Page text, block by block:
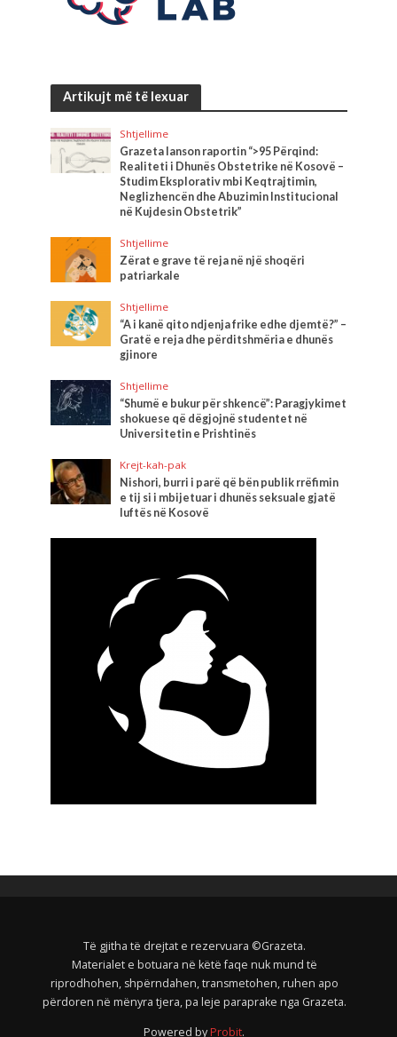
Artikujt më të lexuar
Shtjellime
Grazeta lanson raportin “>95 Përqind:
Realiteti i Dhunës Obstetrike në Kosovë –
Studim Eksplorativ mbi Keqtrajtimin,
Neglizhencën dhe Abuzimin Institucional
në Kujdesin Obstetrik”
Shtjellime
Zërat e grave të reja në një shoqëri
patriarkale
Shtjellime
“A i kanë qito ndjenja frike edhe djemtë?” –
Gratë e reja dhe përditshmëria e dhunës
gjinore
Shtjellime
“Shumë e bukur për shkencë”: Paragjykimet
shokuese që dëgjojnë studentet në
Universitetin e Prishtinës
Krejt-kah-pak
Nishori, burri i parë që bën publik rrëfimin
e tij si i mbijetuar i dhunës seksuale gjatë
luftës në Kosovë
Të gjitha të drejtat e rezervuara ©Grazeta.
Materialet e botuara në këtë faqe nuk mund të
riprodhohen, shpërndahen, transmetohen, ruhen apo
përdoren në mënyra tjera, pa leje paraprake nga Grazeta.
Powered by Probit.